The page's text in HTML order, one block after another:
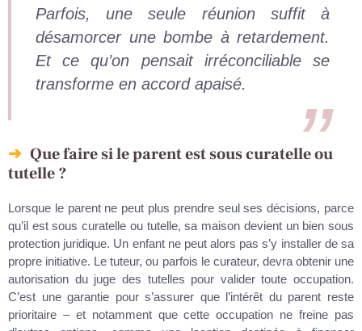
Parfois, une seule réunion suffit à
désamorcer une bombe à retardement.
Et ce qu’on pensait irréconciliable se
transforme en accord apaisé.
Que faire si le parent est sous curatelle ou
tutelle ?
Lorsque le parent ne peut plus prendre seul ses décisions, parce
qu’il est sous curatelle ou tutelle, sa maison devient un bien sous
protection juridique. Un enfant ne peut alors pas s’y installer de sa
propre initiative. Le tuteur, ou parfois le curateur, devra obtenir une
autorisation du juge des tutelles pour valider toute occupation.
C’est une garantie pour s’assurer que l’intérêt du parent reste
prioritaire – et notamment que cette occupation ne freine pas